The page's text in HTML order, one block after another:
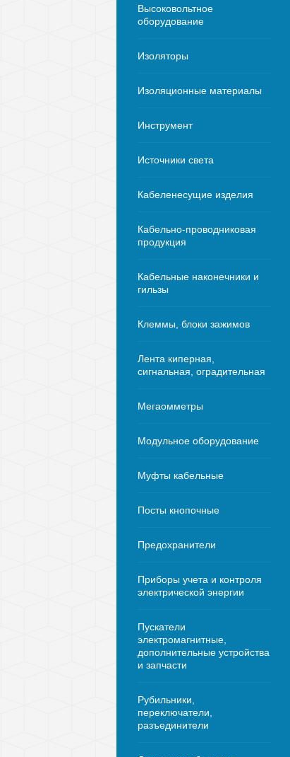
Высоковольтное
оборудование
Изоляторы
Изоляционные материалы
Инструмент
Источники света
Кабеленесущие изделия
Кабельно-проводниковая
продукция
Кабельные наконечники и
гильзы
Клеммы, блоки зажимов
Лента киперная,
сигнальная, оградительная
Мегаомметры
Модульное оборудование
Муфты кабельные
Посты кнопочные
Предохранители
Приборы учета и контроля
электрической энергии
Пускатели
электромагнитные,
дополнительные устройства
и запчасти
Рубильники,
переключатели,
разъединители